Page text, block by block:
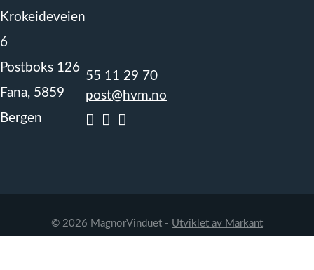
Krokeideveien
6
Postboks 126
Fana, 5859
Bergen
55 11 29 70
post@hvm.no
© 2026 MagnorVinduet - Utviklet av Markant